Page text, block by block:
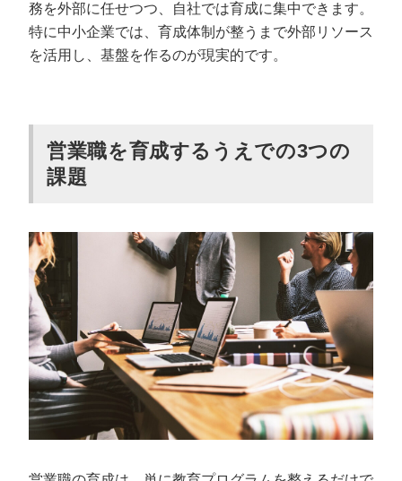
務を外部に任せつつ、自社では育成に集中できます。
特に中小企業では、育成体制が整うまで外部リソース
を活用し、基盤を作るのが現実的です。
営業職を育成するうえでの3つの
課題